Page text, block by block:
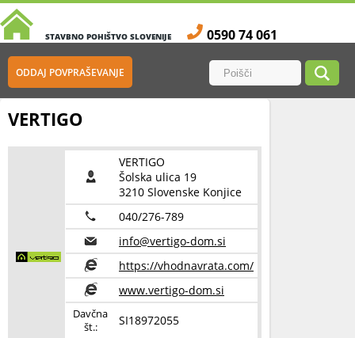
STAVBNO POHIŠTVO SLOVENIJE 0590 74 061
ODDAJ POVPRAŠEVANJE
VERTIGO
VERTIGO
Šolska ulica 19
3210 Slovenske Konjice
040/276-789
info@vertigo-dom.si
https://vhodnavrata.com/
www.vertigo-dom.si
Davčna
št.:
SI18972055